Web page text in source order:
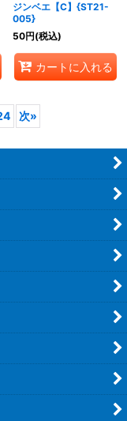
ジンベエ【C】{ST21-
005}
50円(税込)
カートに入れる
次»